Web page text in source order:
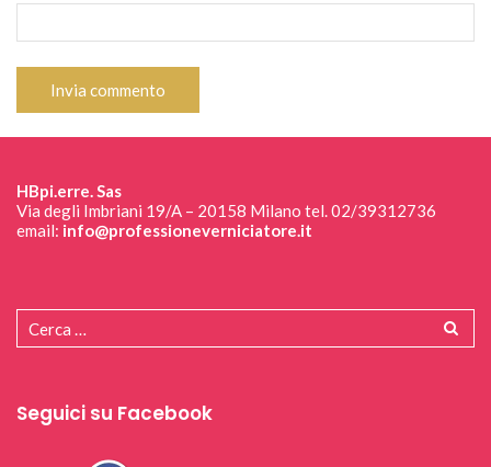
HBpi.erre. Sas
Via degli Imbriani 19/A – 20158 Milano tel. 02/39312736
email: info@professioneverniciatore.it
Seguici su Facebook